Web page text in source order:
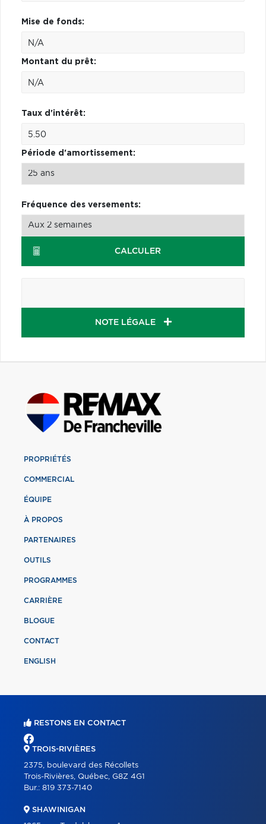
Mise de fonds:
Montant du prêt:
Taux d'intérêt:
Période d'amortissement:
Fréquence des versements:
CALCULER
NOTE LÉGALE
PROPRIÉTÉS
COMMERCIAL
ÉQUIPE
À PROPOS
PARTENAIRES
OUTILS
PROGRAMMES
CARRIÈRE
BLOGUE
CONTACT
ENGLISH
RESTONS EN CONTACT
TROIS-RIVIÈRES
2375, boulevard des Récollets
Trois-Rivières, Québec, G8Z 4G1
Bur.: 819 373-7140
SHAWINIGAN